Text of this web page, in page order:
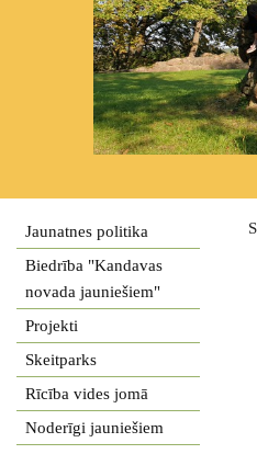
Jaunatnes politika
Biedrība "Kandavas
novada jauniešiem"
Projekti
Skeitparks
Rīcība vides jomā
Noderīgi jauniešiem